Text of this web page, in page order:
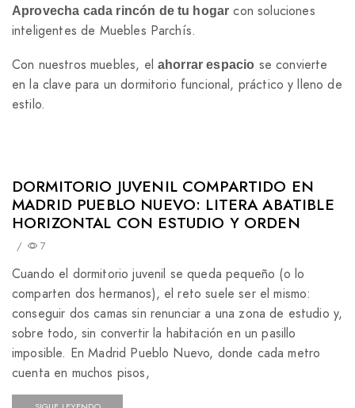
Aprovecha cada rincón de tu hogar con soluciones
inteligentes de Muebles Parchís.
Con nuestros muebles, el ahorrar espacio se convierte
en la clave para un dormitorio funcional, práctico y lleno de
estilo.
DORMITORIO JUVENIL COMPARTIDO EN
MADRID PUEBLO NUEVO: LITERA ABATIBLE
HORIZONTAL CON ESTUDIO Y ORDEN
/ 7
Cuando el dormitorio juvenil se queda pequeño (o lo
comparten dos hermanos), el reto suele ser el mismo:
conseguir dos camas sin renunciar a una zona de estudio y,
sobre todo, sin convertir la habitación en un pasillo
imposible. En Madrid Pueblo Nuevo, donde cada metro
cuenta en muchos pisos,